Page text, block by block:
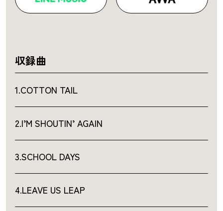
収録曲
1.COTTON TAIL
2.I’M SHOUTIN’ AGAIN
3.SCHOOL DAYS
4.LEAVE US LEAP